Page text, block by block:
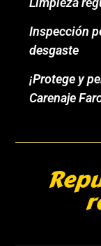
Inspección
desgaste
¡Protege y
Carenaje